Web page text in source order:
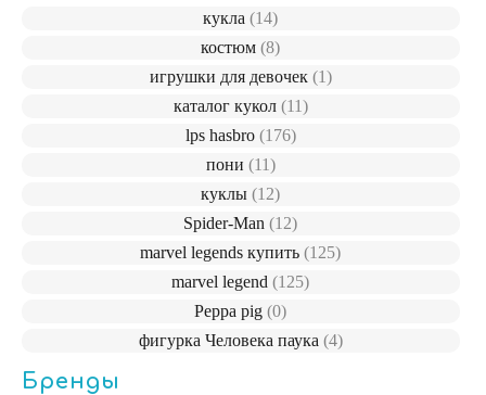
кукла(14)
костюм(8)
игрушки для девочек (1)
каталог кукол (11)
lps hasbro (176)
пони (11)
куклы(12)
Spider-Man(12)
marvel legends купить(125)
marvel legend(125)
Peppa pig(0)
фигурка Человека паука (4)
Бренды